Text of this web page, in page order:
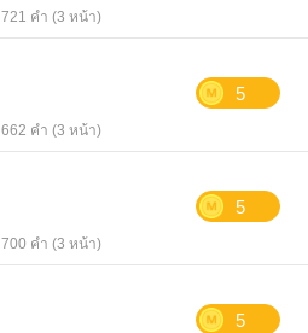
721 คำ (3 หน้า)
5
662 คำ (3 หน้า)
5
700 คำ (3 หน้า)
5